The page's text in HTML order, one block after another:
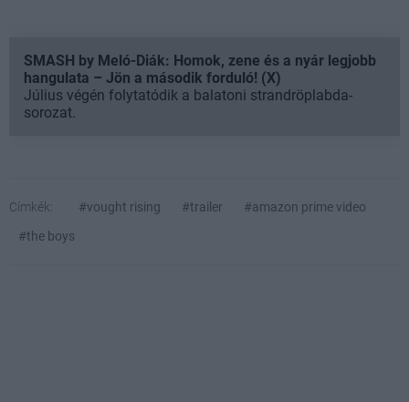
SMASH by Meló-Diák: Homok, zene és a nyár legjobb
hangulata – Jön a második forduló! (X)
Július végén folytatódik a balatoni strandröplabda-
sorozat.
Címkék: #vought rising #trailer
#amazon prime video
#the boys